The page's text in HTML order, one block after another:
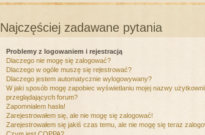
Najczęściej zadawane pytania
Problemy z logowaniem i rejestracją
Dlaczego nie mogę się zalogować?
Dlaczego w ogóle muszę się rejestrować?
Dlaczego jestem automatycznie wylogowywany?
W jaki sposób mogę zapobiec wyświetlaniu mojej nazwy
przeglądających forum?
Zapomniałem hasła!
Zarejestrowałem się, ale nie mogę się zalogować!
Zarejestrowałem się jakiś czas temu, ale nie mogę się teraz